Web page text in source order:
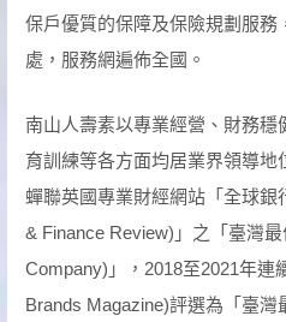
保戶優質的保障及保險規劃服務
處，服務網遍佈全國。
南山人壽素以專業經營、財務
育訓練等各方面均居業界領導地
蟬聯英國專業財經網站「全球銀
& Finance Review)」之「臺灣
Company)」，2018至2021年連
Brands Magazine)評選為「臺